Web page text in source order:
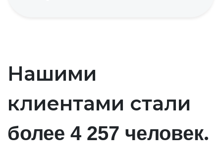
Нашими
клиентами стали
более 4 257 человек.